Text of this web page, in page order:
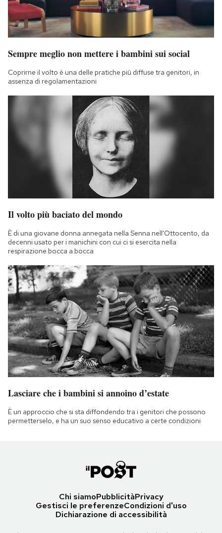
Sempre meglio non mettere i bambini sui social
Coprirne il volto è una delle pratiche più diffuse tra genitori, in
assenza di regolamentazioni
Il volto più baciato del mondo
È di una giovane donna annegata nella Senna nell'Ottocento, da
decenni usato per i manichini con cui ci si esercita nella
respirazione bocca a bocca
Lasciare che i bambini si annoino d’estate
È un approccio che si sta diffondendo tra i genitori che possono
permetterselo, e ha un suo senso educativo a certe condizioni
Chi siamoPubblicitàPrivacy
Gestisci le preferenzeCondizioni d'uso
Dichiarazione di accessibilità